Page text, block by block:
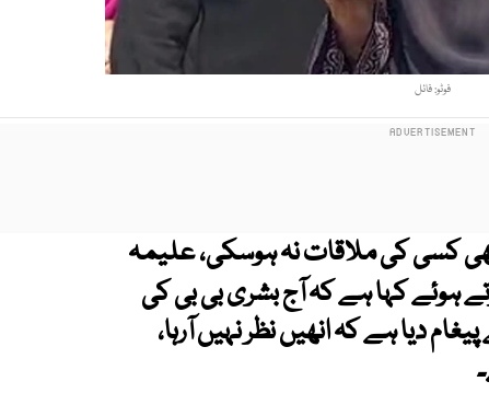
فوٹو: فائل
کسی کی ملاقات نہ ہوسکی، علیمہ
ہوئے کہا ہے کہ آج بشری بی بی کی
دیا ہے کہ انھیں نظر نہیں آرہا،